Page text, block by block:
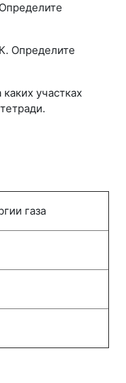
Определите
участках
газа